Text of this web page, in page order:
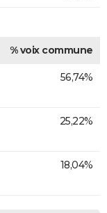
% voix commune
56,74%
25,22%
18,04%